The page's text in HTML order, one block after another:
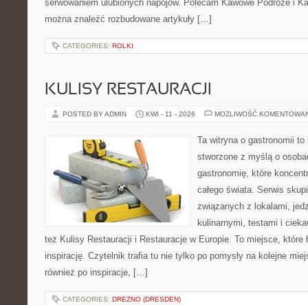
serwowaniem ulubionych napojów. Polecam Kawowe Podróże i
można znaleźć rozbudowane artykuły […]
CATEGORIES: ROLKI
KULISY RESTAURACJI
POSTED BY ADMIN KWI - 11 - 2026 MOŻLIWOŚĆ
Ta witryna o gastronomii
stworzone z myślą o
gastronomię, które
całego świata. Serwis
związanych z lokalami,
kulinarnymi, testami i
też Kulisy Restauracji i Restauracje w Europie. To miejsce, które
inspirację. Czytelnik trafia tu nie tylko po pomysły na kolejne
również po inspiracje, […]
CATEGORIES: DREZNO (DRESDEN)